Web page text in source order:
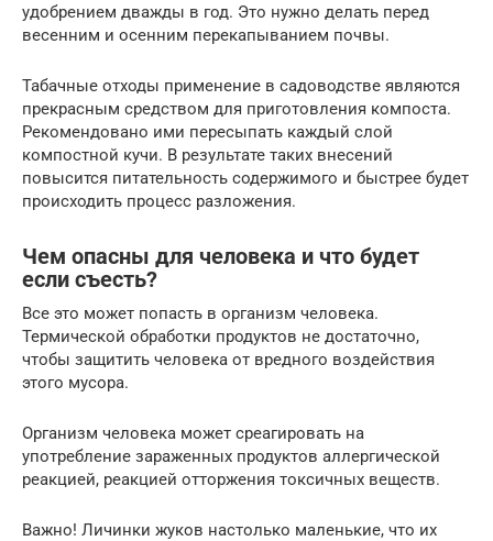
удобрением дважды в год. Это нужно делать перед
весенним и осенним перекапыванием почвы.
Табачные отходы применение в садоводстве являются
прекрасным средством для приготовления компоста.
Рекомендовано ими пересыпать каждый слой
компостной кучи. В результате таких внесений
повысится питательность содержимого и быстрее будет
происходить процесс разложения.
Чем опасны для человека и что будет
если съесть?
Все это может попасть в организм человека.
Термической обработки продуктов не достаточно,
чтобы защитить человека от вредного воздействия
этого мусора.
Организм человека может среагировать на
употребление зараженных продуктов аллергической
реакцией, реакцией отторжения токсичных веществ.
Важно! Личинки жуков настолько маленькие, что их